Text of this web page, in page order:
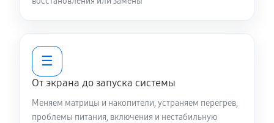
☰
От экрана до запуска системы
Меняем матрицы и накопители, устраняем перегрев,
проблемы питания, включения и нестабильную